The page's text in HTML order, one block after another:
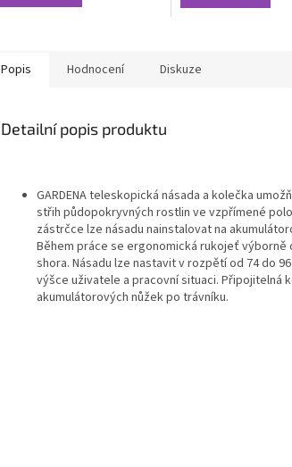
Popis Hodnocení Diskuze
Detailní popis produktu
GARDENA teleskopická násada a kolečka
střih půdopokryvných rostlin ve vzpřímené
zástrčce lze násadu nainstalovat na
Během práce se ergonomická rukojeť výborně
shora. Násadu lze nastavit v rozpětí od 74 do
výšce uživatele a pracovní situaci. Připojitelná
akumulátorových nůžek po trávníku.